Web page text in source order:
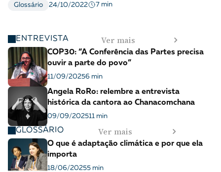
Glossário 24/10/2022 7 min
ENTREVISTA Ver mais
COP30: “A Conferência das Partes precisa
ouvir a parte do povo”
11/09/20256 min
Angela RoRo: relembre a entrevista
histórica da cantora ao Chanacomchana
09/09/202511 min
GLOSSÁRIO Ver mais
O que é adaptação climática e por que ela
importa
18/06/20255 min